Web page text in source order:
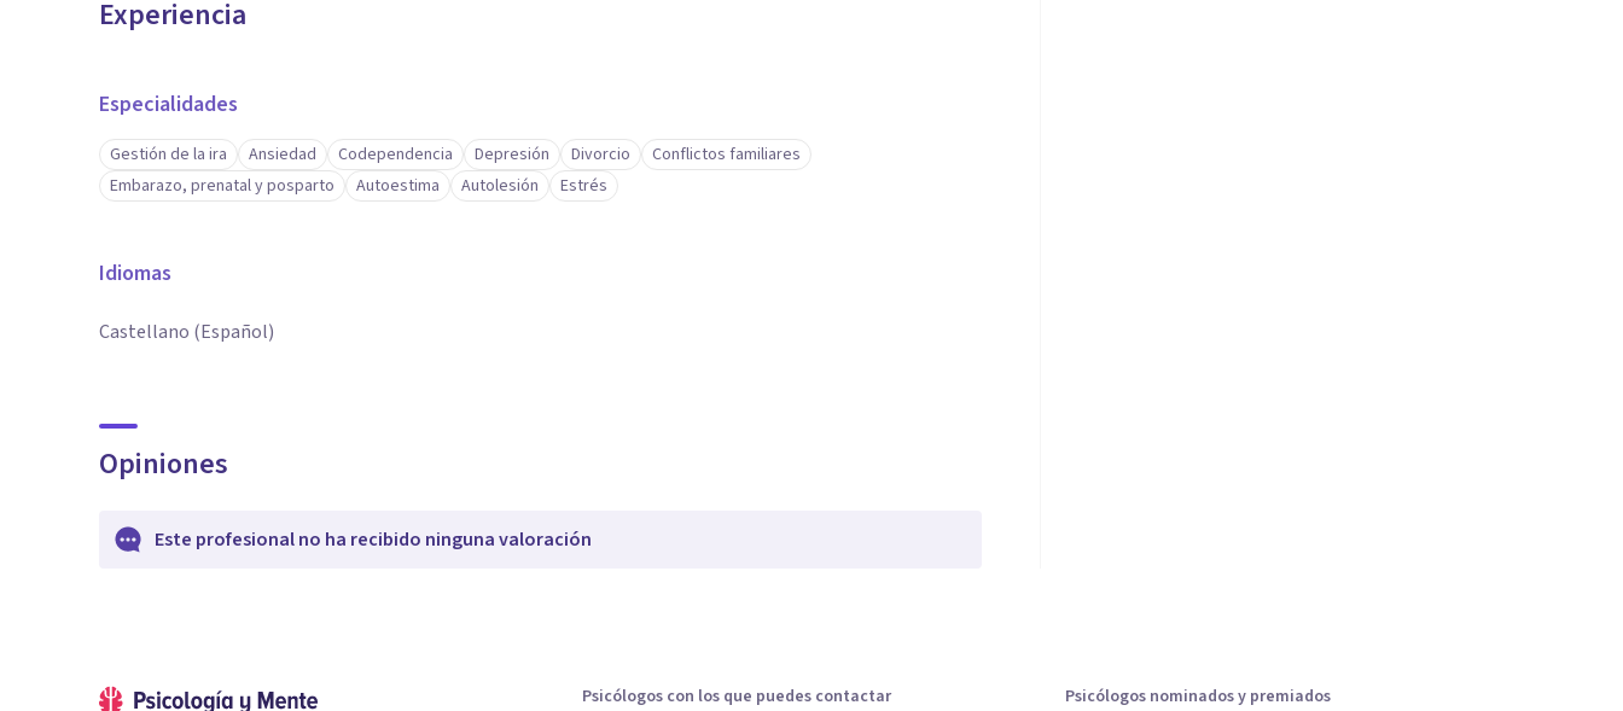
Experiencia
Especialidades
Gestión de la ira Ansiedad Codependencia Depresión Divorcio
Conflictos familiares
Embarazo, prenatal y posparto
Autoestima Autolesión Estrés
Idiomas
Castellano (Español)
Opiniones
Este profesional no ha recibido ninguna valoración
Psicólogos con los que puedes contactar Psicólogos nominados y premiados